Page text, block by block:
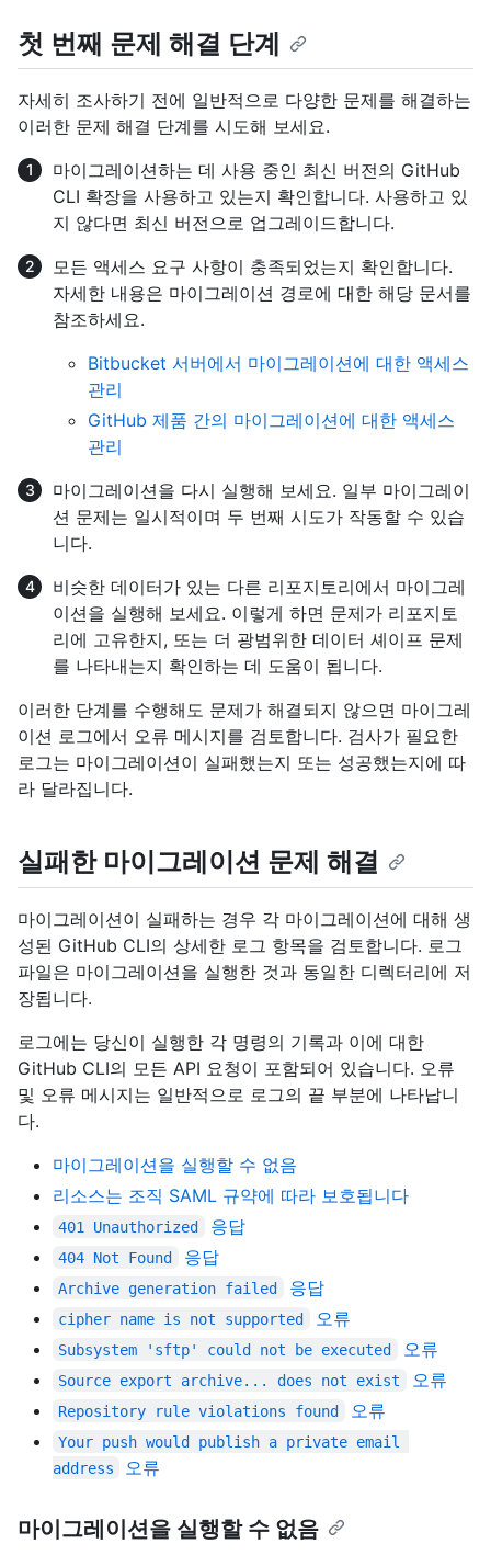
첫 번째 문제 해결 단계
자세히 조사하기 전에 일반적으로 다양한 문제를 해결하는
이러한 문제 해결 단계를 시도해 보세요.
마이그레이션하는 데 사용 중인 최신 버전의 GitHub
CLI 확장을 사용하고 있는지 확인합니다. 사용하고 있
지 않다면 최신 버전으로 업그레이드합니다.
모든 액세스 요구 사항이 충족되었는지 확인합니다.
자세한 내용은 마이그레이션 경로에 대한 해당 문서를
참조하세요.
Bitbucket 서버에서 마이그레이션에 대한 액세스
관리
GitHub 제품 간의 마이그레이션에 대한 액세스
관리
마이그레이션을 다시 실행해 보세요. 일부 마이그레이
션 문제는 일시적이며 두 번째 시도가 작동할 수 있습
니다.
비슷한 데이터가 있는 다른 리포지토리에서 마이그레
이션을 실행해 보세요. 이렇게 하면 문제가 리포지토
리에 고유한지, 또는 더 광범위한 데이터 셰이프 문제
를 나타내는지 확인하는 데 도움이 됩니다.
이러한 단계를 수행해도 문제가 해결되지 않으면 마이그레
이션 로그에서 오류 메시지를 검토합니다. 검사가 필요한
로그는 마이그레이션이 실패했는지 또는 성공했는지에 따
라 달라집니다.
실패한 마이그레이션 문제 해결
마이그레이션이 실패하는 경우 각 마이그레이션에 대해 생
성된 GitHub CLI의 상세한 로그 항목을 검토합니다. 로그
파일은 마이그레이션을 실행한 것과 동일한 디렉터리에 저
장됩니다.
로그에는 당신이 실행한 각 명령의 기록과 이에 대한
GitHub CLI의 모든 API 요청이 포함되어 있습니다. 오류
및 오류 메시지는 일반적으로 로그의 끝 부분에 나타납니
다.
마이그레이션을 실행할 수 없음
리소스는 조직 SAML 규약에 따라 보호됩니다
401 Unauthorized 응답
404 Not Found 응답
Archive generation failed 응답
cipher name is not supported 오류
Subsystem 'sftp' could not be executed 오류
Source export archive... does not exist 오류
Repository rule violations found 오류
Your push would publish a private email
address
오류
마이그레이션을 실행할 수 없음